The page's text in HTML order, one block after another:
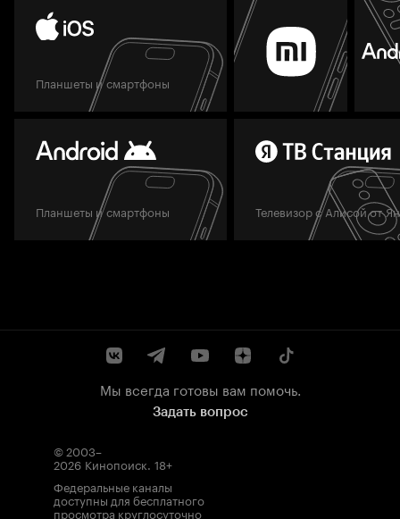
Планшеты и смартфоны
Планшеты и смартфоны Телевизор с Алисой от
Мы всегда готовы вам помочь.
Задать вопрос
© 2003–
2026 Кинопоиск. 18+
Федеральные каналы
доступны для бесплатного
просмотра круглосуточно